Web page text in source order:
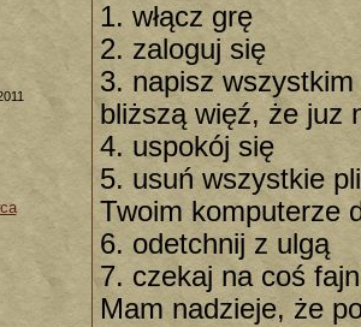
1. włącz grę
2. zaloguj się
3. napisz
bliższą więź, że juz
4. uspokój się
5. usuń wszystkie
Twoim komputerze
6. odetchnij z ulgą
7. czekaj na coś
Mam nadzieje, że